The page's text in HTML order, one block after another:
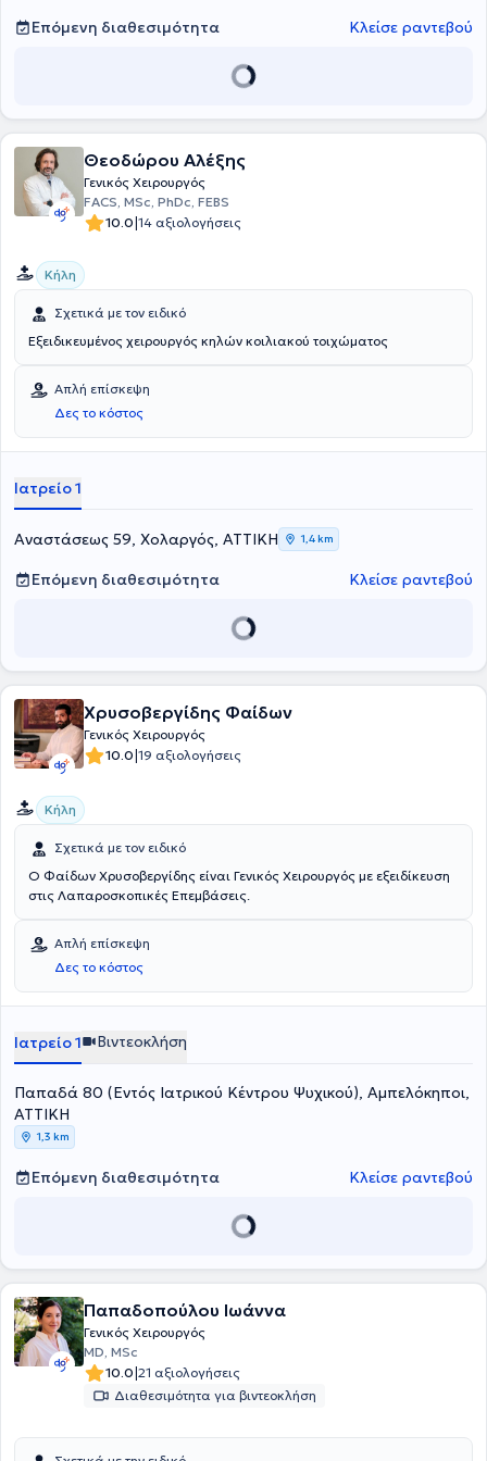
Επόμενη διαθεσιμότητα Κλείσε ραντεβού
Θεοδώρου Αλέξης
Γενικός Χειρουργός
FACS, MSc, PhDc, FEBS
10.0|14 αξιολογήσεις
Κήλη
Σχετικά με τον ειδικό
Εξειδικευμένος χειρουργός κηλών κοιλιακού τοιχώματος
Απλή επίσκεψη
Δες το κόστος
Ιατρείο 1
Αναστάσεως 59, Χολαργός, ΑΤΤΙΚΗ 1,4 km
Επόμενη διαθεσιμότητα Κλείσε ραντεβού
Χρυσοβεργίδης Φαίδων
Γενικός Χειρουργός
10.0|19 αξιολογήσεις
Κήλη
Σχετικά με τον ειδικό
Ο Φαίδων Χρυσοβεργίδης είναι Γενικός Χειρουργός με εξειδίκευση
στις Λαπαροσκοπικές Επεμβάσεις.
Απλή επίσκεψη
Δες το κόστος
Ιατρείο 1 Βιντεοκλήση
Παπαδά 80 (Εντός Ιατρικού Κέντρου Ψυχικού), Αμπελόκηποι,
ΑΤΤΙΚΗ
1,3 km
Επόμενη διαθεσιμότητα Κλείσε ραντεβού
Παπαδοπούλου Ιωάννα
Γενικός Χειρουργός
MD, MSc
10.0|21 αξιολογήσεις
Διαθεσιμότητα για βιντεοκλήση